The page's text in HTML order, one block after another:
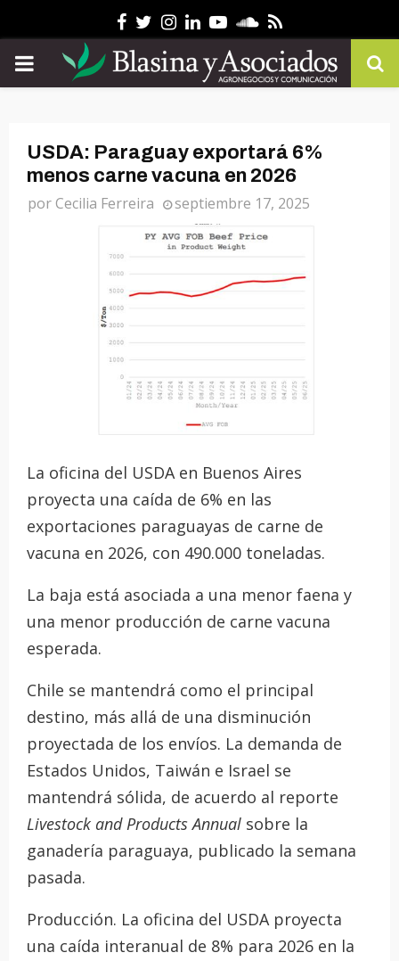
Facebook
Twitter
Instagram
Linkedin
YoutubeSoundcloud
Rss
PRIMARY
USDA: Paraguay exportará 6%
menos carne vacuna en 2026
porCecilia Ferreira septiembre 17, 2025
La oficina del USDA en Buenos Aires
proyecta una caída de 6% en las
exportaciones paraguayas de carne de
vacuna en 2026, con 490.000 toneladas.
La baja está asociada a una menor faena y
una menor producción de carne vacuna
esperada.
Chile se mantendrá como el principal
destino, más allá de una disminución
proyectada de los envíos. La demanda de
Estados Unidos, Taiwán e Israel se
mantendrá sólida, de acuerdo al reporte
Livestock and Products Annual sobre la
ganadería paraguaya, publicado la semana
pasada.
Producción. La oficina del USDA proyecta
una caída interanual de 8% para 2026 en la